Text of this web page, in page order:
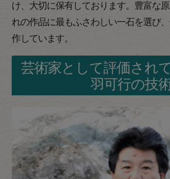
け、大切に保有しております。豊富な
れの作品に最もふさわしい一石を選び
作しています。
芸術家として評価され
羽可行の技